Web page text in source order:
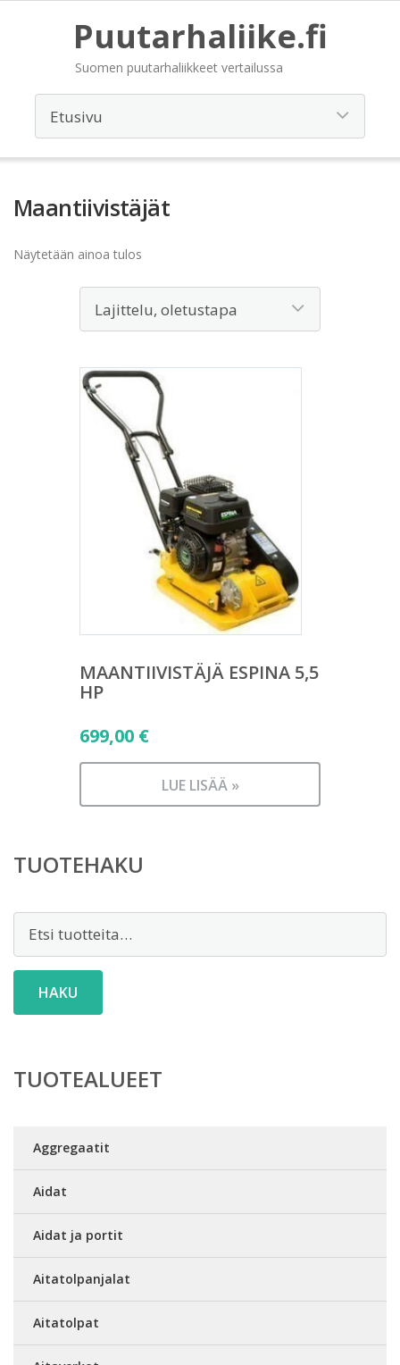
Puutarhaliike.fi
Suomen puutarhaliikkeet vertailussa
Maantiivistäjät
Näytetään ainoa tulos
MAANTIIVISTÄJÄ ESPINA 5,5
HP
699,00 €
LUE LISÄÄ »
TUOTEHAKU
Etsi:
HAKU
TUOTEALUEET
Aggregaatit
Aidat
Aidat ja portit
Aitatolpanjalat
Aitatolpat